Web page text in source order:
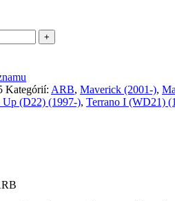
Kategórií: ARB, Maverick (2001-),
Up (D22) (1997-), Terrano I (WD21)